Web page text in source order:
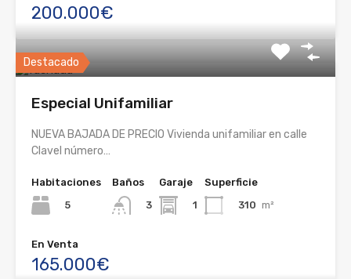
200.000€
Destacado
Especial Unifamiliar
NUEVA BAJADA DE PRECIO Vivienda unifamiliar en calle
Clavel número…
Habitaciones
5
Baños
3
Garaje
1
Superficie
310 m²
En Venta
165.000€